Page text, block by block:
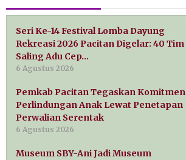
Seri Ke-14 Festival Lomba Dayung
Rekreasi 2026 Pacitan Digelar: 40 Tim
Saling Adu Cep…
6 Agustus 2026
Pemkab Pacitan Tegaskan Komitmen
Perlindungan Anak Lewat Penetapan
Perwalian Serentak
6 Agustus 2026
Museum SBY-Ani Jadi Museum